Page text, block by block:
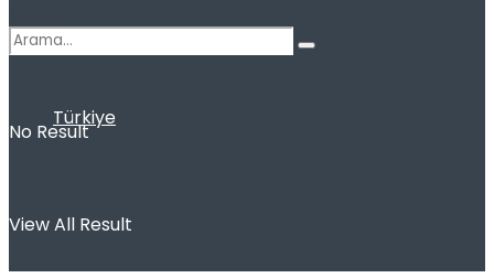
Türkiye
No Result
View All Result